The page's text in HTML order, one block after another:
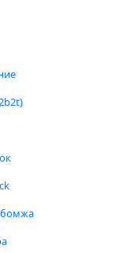
бомжа